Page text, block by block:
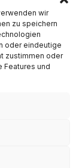
wir
zu speichern
oder eindeutige
zustimmen oder
Features und